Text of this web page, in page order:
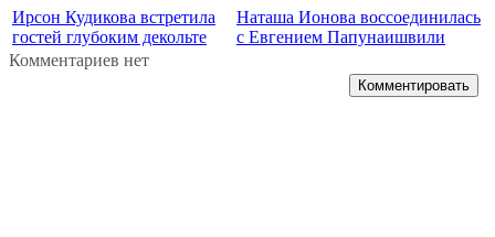
Ирсон Кудикова встретила
гостей глубоким декольте
Наташа Ионова воссоединилась
с Евгением Папунаишвили
Комментариев нет
Комментировать